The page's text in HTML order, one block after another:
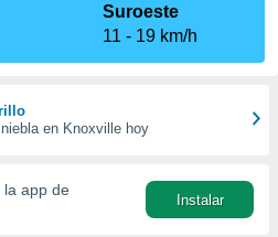
Suroeste
11
19 km/h
en Knoxville hoy
la app de
Instalar